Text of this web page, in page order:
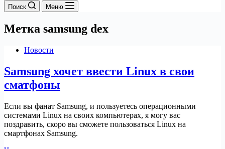
Поиск Меню
Метка samsung dex
Новости
Samsung хочет ввести Linux в свои
сматфоны
Если вы фанат Samsung, и пользуетесь операционными
системами Linux на своих компьютерах, я могу вас
поздравить, скоро вы сможете пользоваться Linux на
смартфонах Samsung.